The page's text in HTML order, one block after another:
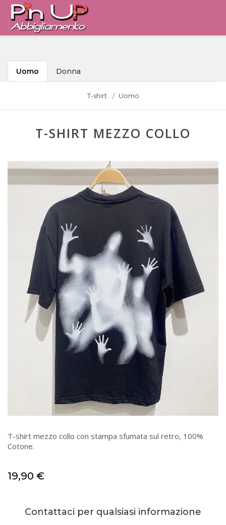
Uomo Donna
T-shirt Uomo
T-SHIRT MEZZO COLLO
T-shirt mezzo collo con stampa sfumata sul retro, 100%
Cotone.
19,90 €
Contattaci per qualsiasi informazione